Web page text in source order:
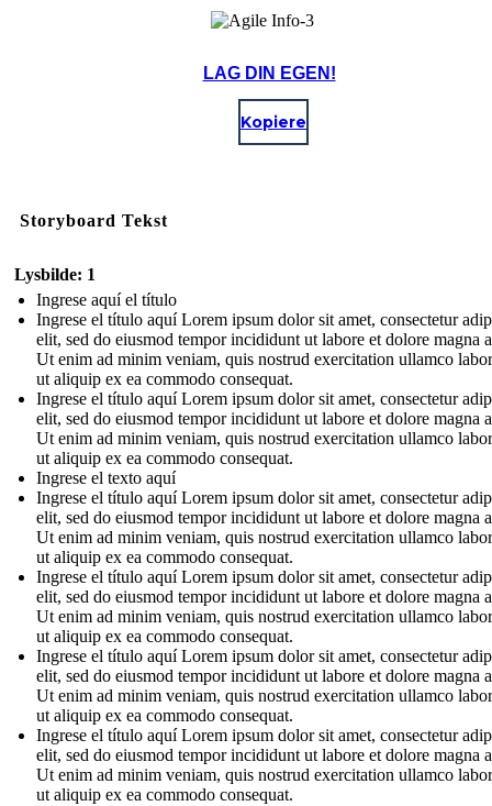
LAG DIN EGEN!
Kopiere
Storyboard Tekst
Lysbilde: 1
Ingrese aquí el título
Ingrese el título aquí Lorem ipsum dolor sit amet, consectetur
elit, sed do eiusmod tempor incididunt ut labore et dolore magna
Ut enim ad minim veniam, quis nostrud exercitation ullamco
ut aliquip ex ea commodo consequat.
Ingrese el título aquí Lorem ipsum dolor sit amet, consectetur
elit, sed do eiusmod tempor incididunt ut labore et dolore magna
Ut enim ad minim veniam, quis nostrud exercitation ullamco
ut aliquip ex ea commodo consequat.
Ingrese el texto aquí
Ingrese el título aquí Lorem ipsum dolor sit amet, consectetur
elit, sed do eiusmod tempor incididunt ut labore et dolore magna
Ut enim ad minim veniam, quis nostrud exercitation ullamco
ut aliquip ex ea commodo consequat.
Ingrese el título aquí Lorem ipsum dolor sit amet, consectetur
elit, sed do eiusmod tempor incididunt ut labore et dolore magna
Ut enim ad minim veniam, quis nostrud exercitation ullamco
ut aliquip ex ea commodo consequat.
Ingrese el título aquí Lorem ipsum dolor sit amet, consectetur
elit, sed do eiusmod tempor incididunt ut labore et dolore magna
Ut enim ad minim veniam, quis nostrud exercitation ullamco
ut aliquip ex ea commodo consequat.
Ingrese el título aquí Lorem ipsum dolor sit amet, consectetur
elit, sed do eiusmod tempor incididunt ut labore et dolore magna
Ut enim ad minim veniam, quis nostrud exercitation ullamco
ut aliquip ex ea commodo consequat.